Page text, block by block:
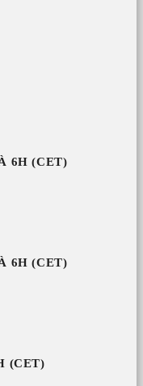
6H (CET)
6H (CET)
(CET)